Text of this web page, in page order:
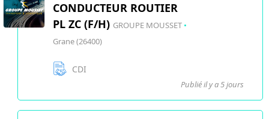
CONDUCTEUR ROUTIER
PL ZC (F/H) GROUPE MOUSSET •
Grane (26400)
CDI
Publié il y a 5 jours